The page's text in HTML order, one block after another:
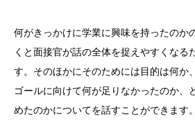
何がきっかけに学業に興味を持ったのか
くと面接官が話の全体を捉えやすくなる
す。そのほかにそのためには目的は何か
ゴールに向けて何が足りなかったのか、
めたのかについてを話すことができます。